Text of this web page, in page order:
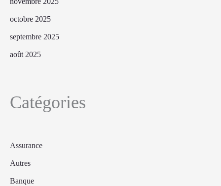
octobre 2025
septembre 2025
août 2025
Catégories
Assurance
Autres
Banque